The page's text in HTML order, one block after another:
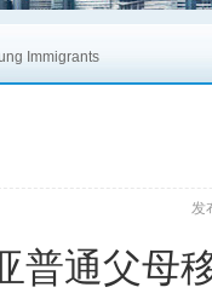
Immigrants
发
普通父母